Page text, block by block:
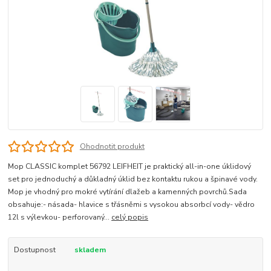
Ohodnotit produkt
Mop CLASSIC komplet 56792 LEIFHEIT je praktický all-in-one úklidový
set pro jednoduchý a důkladný úklid bez kontaktu rukou a špinavé vody.
Mop je vhodný pro mokré vytírání dlažeb a kamenných povrchů.Sada
obsahuje:- násada- hlavice s třásněmi s vysokou absorbcí vody- vědro
12l s výlevkou- perforovaný... celý popis
Dostupnost skladem